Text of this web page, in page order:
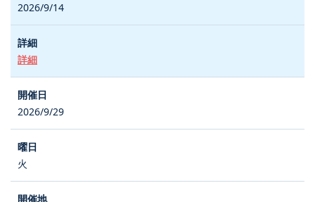
2026/9/14
詳細
2026/9/29
火